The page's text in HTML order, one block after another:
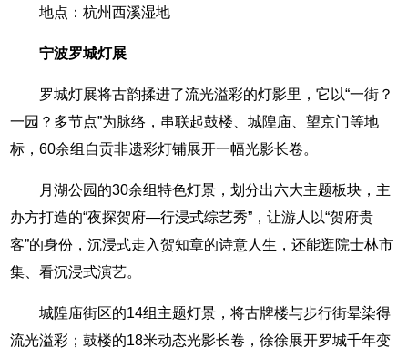
地点：杭州西溪湿地
宁波罗城灯展
罗城灯展将古韵揉进了流光溢彩的灯影里，它以“一街？
一园？多节点”为脉络，串联起鼓楼、城隍庙、望京门等地
标，60余组自贡非遗彩灯铺展开一幅光影长卷。
月湖公园的30余组特色灯景，划分出六大主题板块，主
办方打造的“夜探贺府—行浸式综艺秀”，让游人以“贺府贵
客”的身份，沉浸式走入贺知章的诗意人生，还能逛院士林市
集、看沉浸式演艺。
城隍庙街区的14组主题灯景，将古牌楼与步行街晕染得
流光溢彩；鼓楼的18米动态光影长卷，徐徐展开罗城千年变